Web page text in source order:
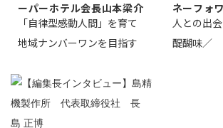
ーパーホテル会長山本梁介
「自律型感動人間」を育て
地域ナンバーワンを目指す
ネーフォ
介
人との出
醍醐味／